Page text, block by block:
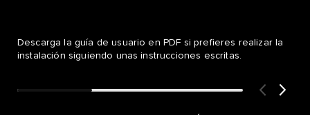
Descarga la guía de usuario en PDF si prefieres realizar la
instalación siguiendo unas instrucciones escritas.